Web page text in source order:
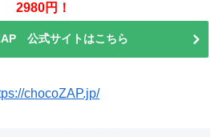
2980円！
公式サイトはこちら
chocoZAP.jp/